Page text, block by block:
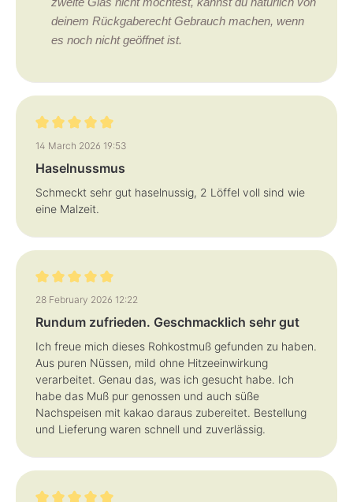
deinem Rückgaberecht Gebrauch machen, wenn
es noch nicht geöffnet ist.
Review with rating of 5 out of 5 stars
14 March 2026 19:53
Haselnussmus
Schmeckt sehr gut haselnussig, 2 Löffel voll sind wie
eine Malzeit.
Review with rating of 5 out of 5 stars
28 February 2026 12:22
Rundum zufrieden. Geschmacklich sehr gut
Ich freue mich dieses Rohkostmuß gefunden zu haben.
Aus puren Nüssen, mild ohne Hitzeeinwirkung
verarbeitet. Genau das, was ich gesucht habe. Ich
habe das Muß pur genossen und auch süße
Nachspeisen mit kakao daraus zubereitet. Bestellung
und Lieferung waren schnell und zuverlässig.